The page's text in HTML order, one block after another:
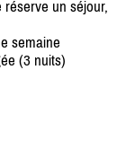
un séjour,
semaine
(3 nuits)